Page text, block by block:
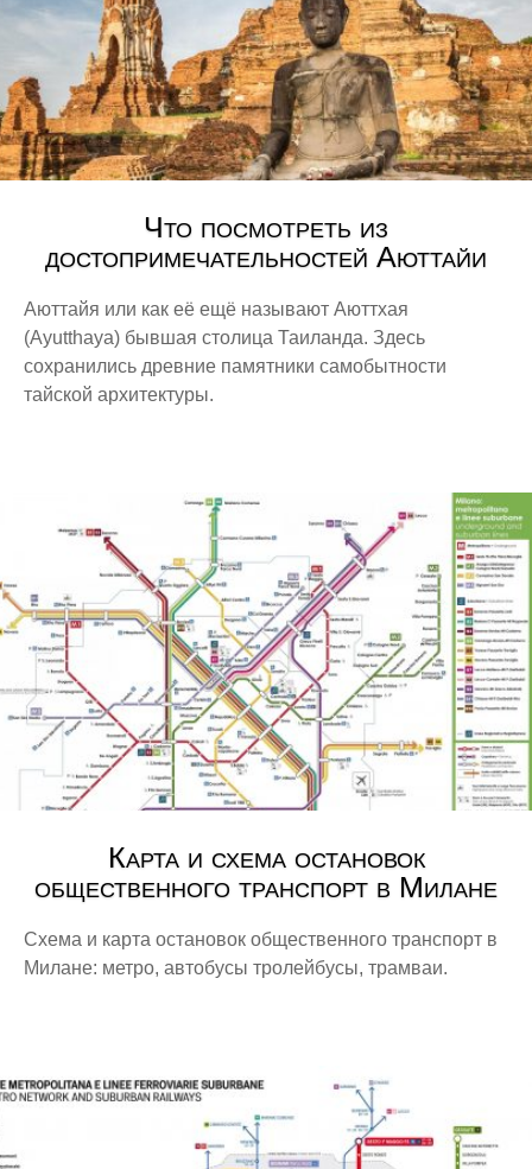
Что посмотреть из
достопримечательностей Аюттайи
Аюттайя или как её ещё называют Аюттхая
(Ayutthaya) бывшая столица Таиланда. Здесь
сохранились древние памятники самобытности
тайской архитектуры.
Карта и схема остановок
общественного транспорт в Милане
Схема и карта остановок общественного транспорт в
Милане: метро, автобусы тролейбусы, трамваи.